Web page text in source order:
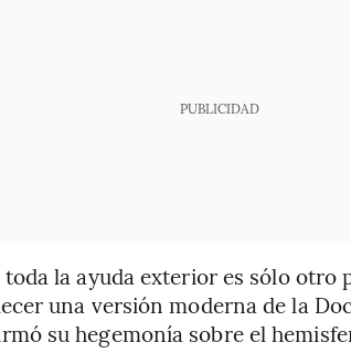
PUBLICIDAD
la ayuda exterior es sólo otro
una versión moderna de la
su hegemonía sobre el